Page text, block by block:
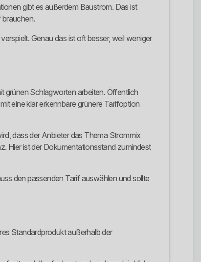
gibt es außerdem Baustrom. Das ist
brauchen.
Genau das ist oft besser, weil weniger
grünen Schlagworten arbeiten. Öffentlich
eine klar erkennbare grünere Tarifoption
dass der Anbieter das Thema Strommix
Hier ist der Dokumentationsstand zumindest
den passenden Tarif auswählen und sollte
Standardprodukt außerhalb der